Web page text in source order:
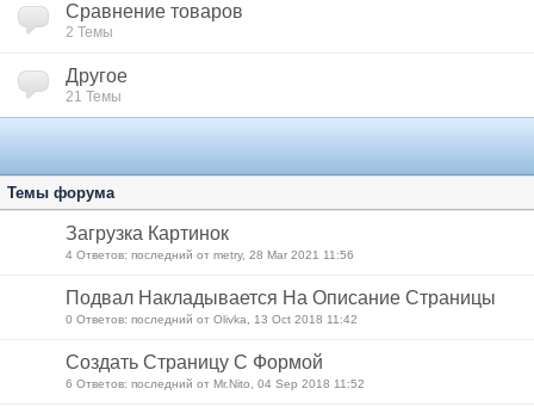
Сравнение товаров
2 Темы
Другое
21 Темы
Темы форума
Загрузка Картинок
4 Ответов: последний от metry, 28 Mar 2021 11:56
Подвал Накладывается На Описание Страницы
0 Ответов: последний от Olivka, 13 Oct 2018 11:42
Создать Страницу С Формой
6 Ответов: последний от Mr.Nito, 04 Sep 2018 11:52